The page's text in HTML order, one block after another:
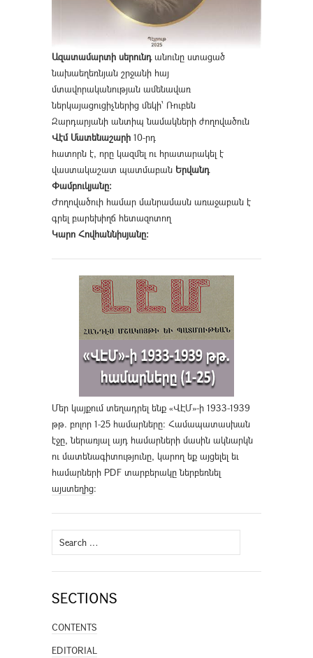
Ազատամարտի սերունդանունը ստացած
նախաեղեռնյան շրջանի հայ
մտավորականության ամենավառ
ներկայացուցիչներից մեկի՝ Ռուբեն
Զարդարյանի անտիպ նամակների ժողովածուն
Վէմ Մատենաշարի 10-րդ
հատորն է, որը կազմել ու հրատարակել է
վաստակաշատ պատմաբան Երվանդ
Փամբուկյանը։
Ժողովածուի համար մանրամասն առաջաբան է
գրել բարեխիղճ հետազոտող
Կարո Հովհաննիսյանը։
Մեր կայքում տեղադրել ենք «ՎԷՄ»-ի 1933-1939
թթ. բոլոր 1-25 համարները։ Համապատասխան
էջը, ներառյալ այդ համարների մասին ակնարկն
ու մատենագիտությունը, կարող եք այցելել եւ
համարների PDF տարբերակը ներբեռնել
այստեղից։
Search
for:
SECTIONS
CONTENTS
EDITORIAL